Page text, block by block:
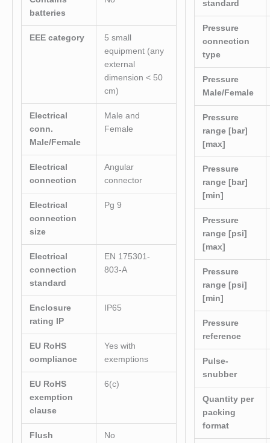
batteries
EEE category
5 small
equipment (any
external
dimension < 50
cm)
Electrical
conn.
Male/Female
Male and
Female
Electrical
connection
Angular
connector
Electrical
connection
size
Pg 9
Electrical
connection
standard
EN 175301-
803-A
Enclosure
rating IP
IP65
EU RoHS
compliance
Yes with
exemptions
EU RoHS
exemption
clause
6(c)
Flush
No
standard
Pressure
connection
type
Pressure
Male/Female
Pressure
range [bar]
[max]
Pressure
range [bar]
[min]
Pressure
range [psi]
[max]
Pressure
range [psi]
[min]
Pressure
reference
Pulse-
snubber
Quantity per
packing
format